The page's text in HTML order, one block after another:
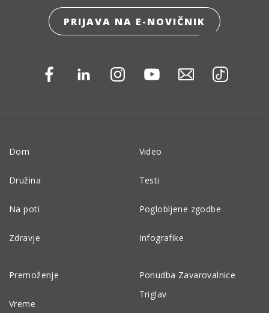
PRIJAVA NA E-NOVIČNIK
Dom
Družina
Na poti
Zdravje
Premoženje
Vreme
Video
Testi
Poglobljene zgodbe
Infografike
Ponudba Zavarovalnice
Triglav